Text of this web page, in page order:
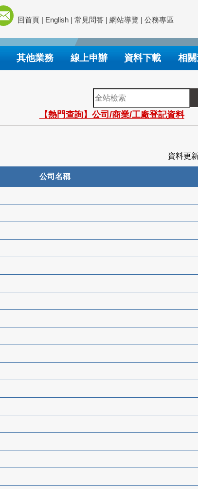
回首頁 | English | 常見問答 | 網站導覽 | 公務專區
其他業務 線上申辦 資料下載 相
全
站
檢
索
【熱門查詢】公司/商業/工廠登記資料
資料更
公司名稱